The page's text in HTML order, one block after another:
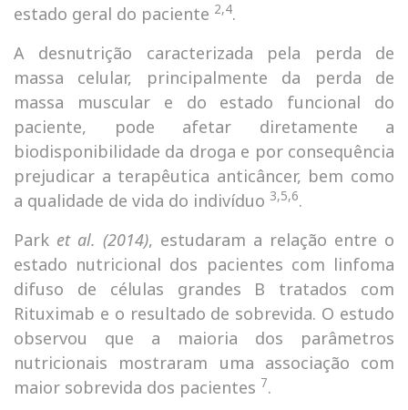
estado geral do paciente 2,4.
A desnutrição caracterizada pela perda de
massa celular, principalmente da perda de
massa muscular e do estado funcional do
paciente, pode afetar diretamente a
biodisponibilidade da droga e por consequência
prejudicar a terapêutica anticâncer, bem como
a qualidade de vida do indivíduo 3,5,6.
Park et al. (2014), estudaram a relação entre o
estado nutricional dos pacientes com linfoma
difuso de células grandes B tratados com
Rituximab e o resultado de sobrevida. O estudo
observou que a maioria dos parâmetros
nutricionais mostraram uma associação com
maior sobrevida dos pacientes 7.